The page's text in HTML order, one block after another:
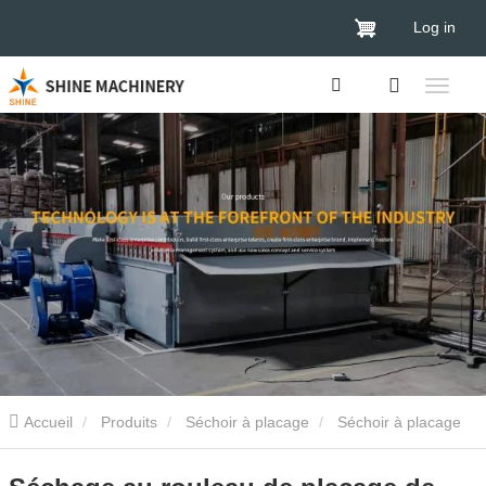
Log in
Accueil Produits Séchoir à placage Séchoir à placage
de contreplaqué